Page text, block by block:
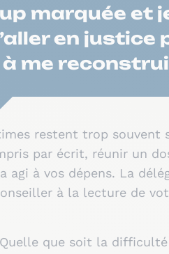
marquée et
en
à me
restent trop souvent
par écrit, réunir un
agi à vos dépens. La
à la lecture de
que soit la